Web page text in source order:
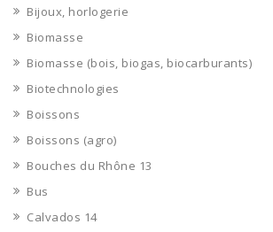
Bijoux, horlogerie
Biomasse
Biomasse (bois, biogas, biocarburants)
Biotechnologies
Boissons
Boissons (agro)
Bouches du Rhône 13
Bus
Calvados 14